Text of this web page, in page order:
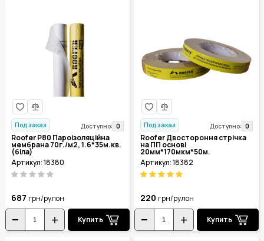
Под заказ Доступно: 0
Roofer P80 Пароізоляційна
мембрана 70г./м2, 1.6*35м.кв.
(біла)
Артикул: 18380
687 грн/рулон
Купить
Под заказ Доступно: 0
Roofer Двостороння стрічка
на ПП основі
20мм*170мкм*50м.
Артикул: 18382
220 грн/рулон
Купить